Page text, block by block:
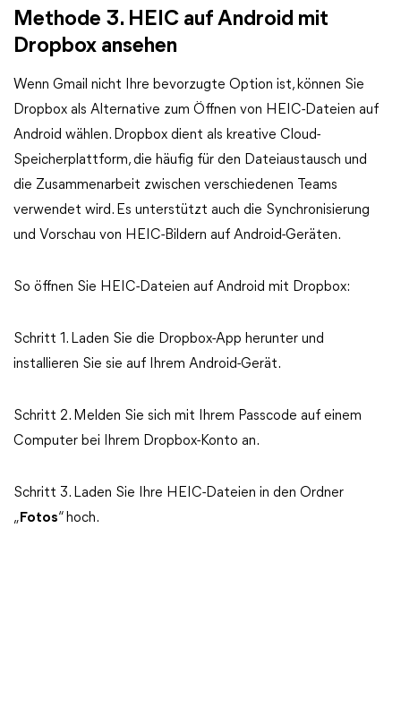
Methode 3. HEIC auf Android mit
Dropbox ansehen
Wenn Gmail nicht Ihre bevorzugte Option ist, können Sie
Dropbox als Alternative zum Öffnen von HEIC-Dateien auf
Android wählen. Dropbox dient als kreative Cloud-
Speicherplattform, die häufig für den Dateiaustausch und
die Zusammenarbeit zwischen verschiedenen Teams
verwendet wird. Es unterstützt auch die Synchronisierung
und Vorschau von HEIC-Bildern auf Android-Geräten.
So öffnen Sie HEIC-Dateien auf Android mit Dropbox:
Schritt 1. Laden Sie die Dropbox-App herunter und
installieren Sie sie auf Ihrem Android-Gerät.
Schritt 2. Melden Sie sich mit Ihrem Passcode auf einem
Computer bei Ihrem Dropbox-Konto an.
Schritt 3. Laden Sie Ihre HEIC-Dateien in den Ordner
„ Fotos“ hoch.